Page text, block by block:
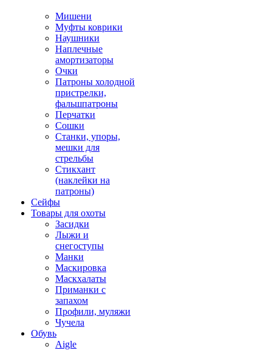
Мишени
Муфты коврики
Наушники
Наплечные
амортизаторы
Очки
Патроны холодной
пристрелки,
фальшпатроны
Перчатки
Сошки
Станки, упоры,
мешки для
стрельбы
Стикхант
(наклейки на
патроны)
Сейфы
Товары для охоты
Засидки
Лыжи и
снегоступы
Манки
Маскировка
Маскхалаты
Приманки с
запахом
Профили, муляжи
Чучела
Обувь
Aigle